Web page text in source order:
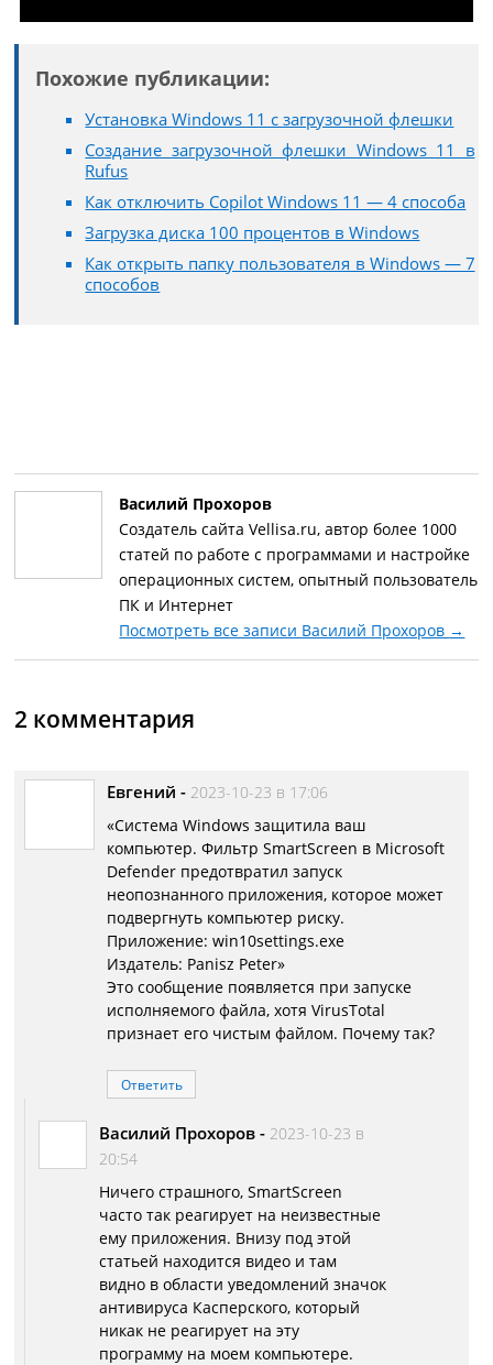
Похожие публикации:
Установка Windows 11 с загрузочной флешки
Создание загрузочной флешки Windows 11 в
Rufus
Как отключить Copilot Windows 11 — 4 способа
Загрузка диска 100 процентов в Windows
Как открыть папку пользователя в Windows — 7
способов
Василий Прохоров
Создатель сайта Vellisa.ru, автор более 1000
статей по работе с программами и настройке
операционных систем, опытный пользователь
ПК и Интернет
Посмотреть все записи Василий Прохоров →
2 комментария
Евгений - 2023-10-23 в 17:06
«Система Windows защитила ваш
компьютер. Фильтр SmartScreen в Microsoft
Defender предотвратил запуск
неопознанного приложения, которое может
подвергнуть компьютер риску.
Приложение: win10settings.exe
Издатель: Panisz Peter»
Это сообщение появляется при запуске
исполняемого файла, хотя VirusTotal
признает его чистым файлом. Почему так?
Ответить
Василий Прохоров - 2023-10-23 в
20:54
Ничего страшного, SmartScreen
часто так реагирует на неизвестные
ему приложения. Внизу под этой
статьей находится видео и там
видно в области уведомлений значок
антивируса Касперского, который
никак не реагирует на эту
программу на моем компьютере.